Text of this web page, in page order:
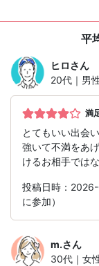
平
ヒロさん
20代｜男
満
とてもいい出会
強いて不満をあ
けるお相手では
投稿日時：
に参加）
m.さん
30代｜女